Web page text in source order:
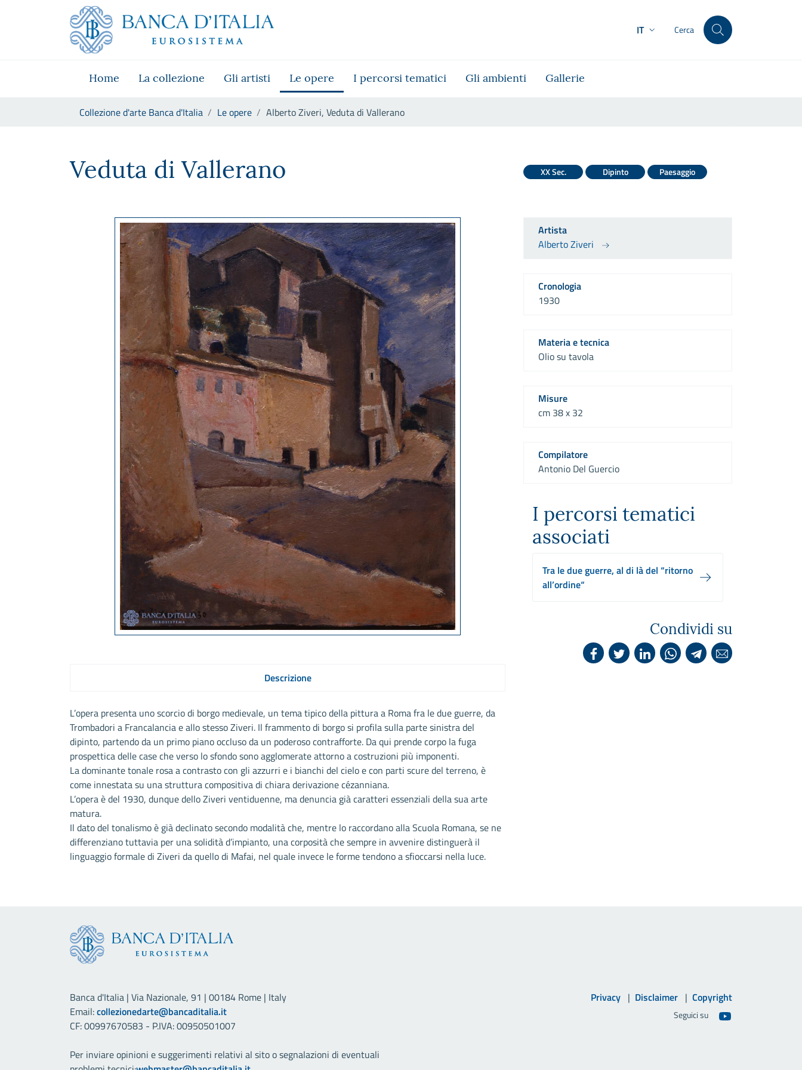
Skip to Main Content
Vai al sito istituzionale
Vai al menu di navigazione
Vai alla ricerca
Vai ai contenuti
IT Cerca
Home La collezione Gli artisti Le opere I percorsi tematici Gli ambienti Gallerie
Collezione d'arte Banca d'Italia Le opere Alberto Ziveri, Veduta di Vallerano
Veduta di Vallerano XX Sec. Dipinto Paesaggio
Descrizione
L’opera presenta uno scorcio di borgo medievale, un tema tipico della pittura a Roma fra le due guerre, da
Trombadori a Francalancia e allo stesso Ziveri. Il frammento di borgo si profila sulla parte sinistra del
dipinto, partendo da un primo piano occluso da un poderoso contrafforte. Da qui prende corpo la fuga
prospettica delle case che verso lo sfondo sono agglomerate attorno a costruzioni più imponenti.
La dominante tonale rosa a contrasto con gli azzurri e i bianchi del cielo e con parti scure del terreno, è
come innestata su una struttura compositiva di chiara derivazione cézanniana.
L’opera è del 1930, dunque dello Ziveri ventiduenne, ma denuncia già caratteri essenziali della sua arte
matura.
Il dato del tonalismo è già declinato secondo modalità che, mentre lo raccordano alla Scuola Romana, se ne
differenziano tuttavia per una solidità d’impianto, una corposità che sempre in avvenire distinguerà il
linguaggio formale di Ziveri da quello di Mafai, nel quale invece le forme tendono a sfioccarsi nella luce.
Artista
Alberto Ziveri
Cronologia
1930
Materia e tecnica
Olio su tavola
Misure
cm 38 x 32
Compilatore
Antonio Del Guercio
I percorsi tematici
associati
Tra le due guerre, al di là del “ritorno
all’ordine“
Condividi su
Banca d'Italia | Via Nazionale, 91 | 00184 Rome | Italy
Email:collezionedarte@bancaditalia.it
CF: 00997670583 - P.IVA: 00950501007
Per inviare opinioni e suggerimenti relativi al sito o segnalazioni di eventuali
Privacy Disclaimer Copyright
Seguici su